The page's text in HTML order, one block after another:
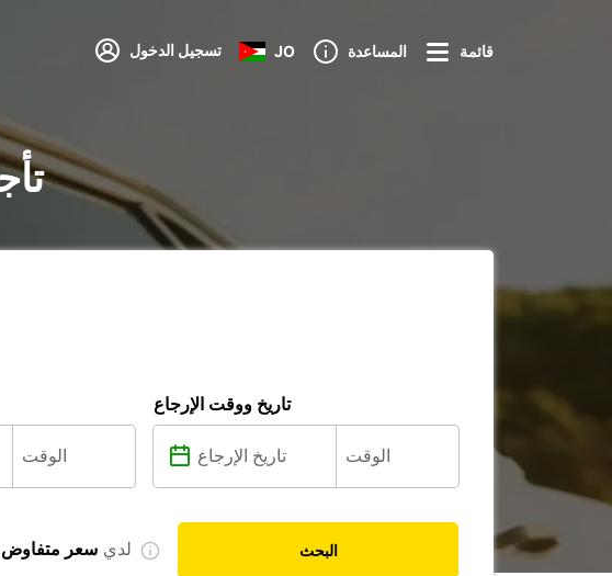
تسجيل الدخول JO المساعدة قائمة
تاريخ ووقت الإرجاع
لدي سعر متفاوض البحث